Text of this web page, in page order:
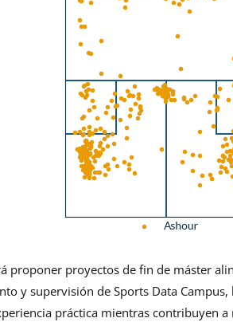
proponer proyectos de fin de máster
y supervisión de Sports Data
práctica mientras contribuyen